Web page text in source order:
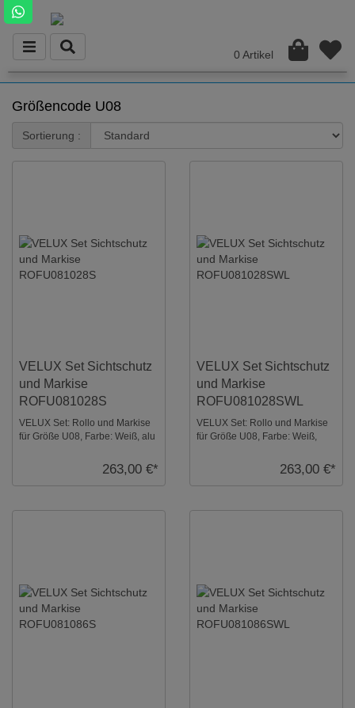
0 Artikel
Größencode U08
Sortierung :
VELUX Set Sichtschutz
und Markise
ROFU081028S
VELUX Set: Rollo und Markise
für Größe U08, Farbe: Weiß, alu
263,00 €*
VELUX Set Sichtschutz
und Markise
ROFU081028SWL
VELUX Set: Rollo und Markise
für Größe U08, Farbe: Weiß,
263,00 €*